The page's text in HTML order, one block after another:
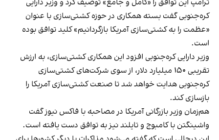
ترامپ این توافق را «کامل و جامع» توصیف کرد و وزیر دارایی
کره‌جنوبی گفت بسته همکاری در حوزه کشتی‌سازی با عنوان
«عظمت را به کشتی‌سازی آمریکا بازگردانیم» کلید توافق بوده
است.
وزیر دارایی کره‌جنوبی افزود این همکاری کشتی‌سازی، به ارزش
تقریبی ۱۵۰ میلیارد دلار، از سوی شرکت‌های کشتی‌سازی
کره‌جنوبی هدایت خواهد شد تا صنعت کشتی‌سازی آمریکا را
بازسازی کند.
هم‌زمان وزیر بازرگانی آمریکا در مصاحبه با فاکس نیوز گفت
واشینگتن با کامبوج و تایلند نیز به توافق‌ دست یافته است.